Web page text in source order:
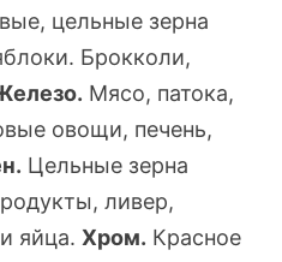
цельные зерна
Брокколи,
Мясо, патока,
овощи, печень,
Цельные зерна
ливер,
яйца. Хром. Красное